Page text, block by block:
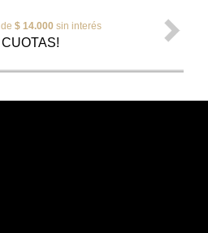
de $ 14.000 sin interés
CUOTAS!